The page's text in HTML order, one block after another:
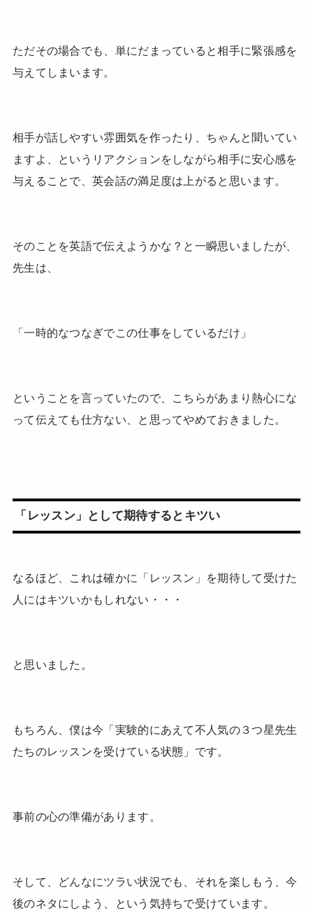
ただその場合でも、単にだまっていると相手に緊張感を
与えてしまいます。
相手が話しやすい雰囲気を作ったり、ちゃんと聞いてい
ますよ、というリアクションをしながら相手に安心感を
与えることで、英会話の満足度は上がると思います。
そのことを英語で伝えようかな？と一瞬思いましたが、
先生は、
「一時的なつなぎでこの仕事をしているだけ」
ということを言っていたので、こちらがあまり熱心にな
って伝えても仕方ない、と思ってやめておきました。
「レッスン」として期待するとキツい
なるほど、これは確かに「レッスン」を期待して受けた
人にはキツいかもしれない・・・
と思いました。
もちろん、僕は今「実験的にあえて不人気の３つ星先生
たちのレッスンを受けている状態」です。
事前の心の準備があります。
そして、どんなにツラい状況でも、それを楽しもう、今
後のネタにしよう、という気持ちで受けています。